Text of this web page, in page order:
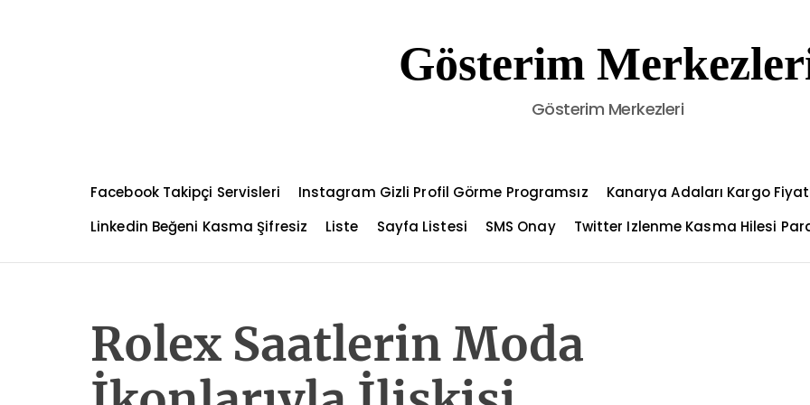
t
Gösterim
Gösterim Merkezleri
Facebook Takipçi Servisleri Instagram Gizli Profil Görme Programsız
Kanarya Adaları Kargo
Linkedin Beğeni Kasma Şifresiz
Liste Sayfa Listesi SMS Onay Twitter Izlenme Kasma Hilesi
Rolex Saatlerin Moda